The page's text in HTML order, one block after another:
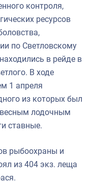
ценностей
контроля,
ресурсов
по Светловскому
в рейде в
В ходе
1 апреля
из которых был
лодочным
ставные.
рыбоохраны и
из 404 экз. леща